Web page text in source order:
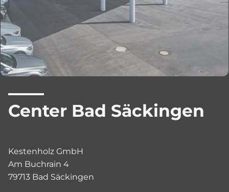
Center Bad Säckingen
Kestenholz GmbH
Am Buchrain 4
79713 Bad Säckingen